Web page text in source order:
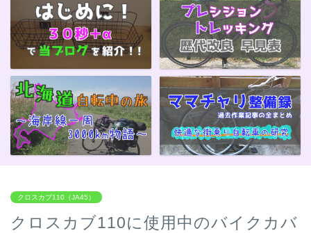
クロスカブ110（JA45）
クロスカブ110に使用中のバイクカバ